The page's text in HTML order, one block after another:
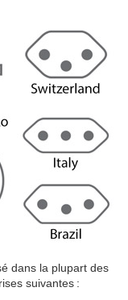
dans la plupart des
suivantes :